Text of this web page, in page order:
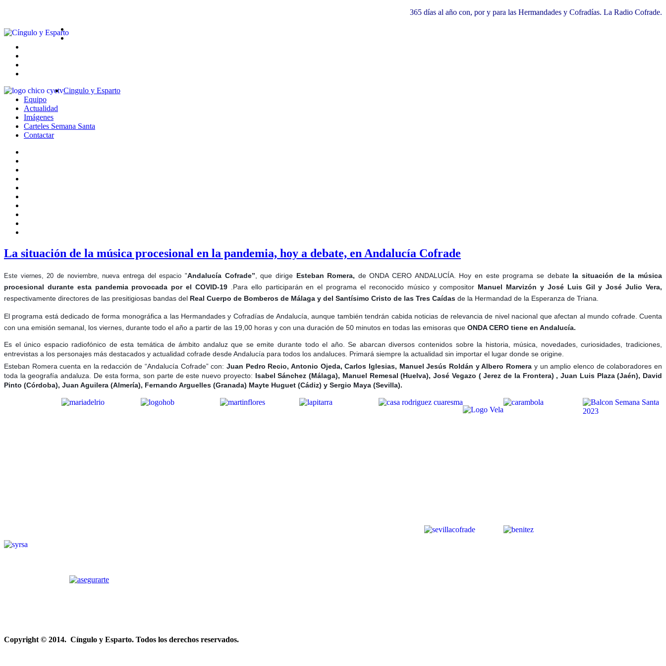
365 días al año con, por y para las Hermandades y Cofradías. La Radio Cofrade.
Cingulo y Esparto
Equipo
Actualidad
Imágenes
Carteles Semana Santa
Contactar
La situación de la música procesional en la pandemia, hoy a debate, en Andalucía Cofrade
Este viernes, 20 de noviembre, nueva entrega del espacio "Andalucía Cofrade” , que dirige Esteban Romera, de ONDA CERO ANDALUCÍA. Hoy en este programa se debate la situación de la música
procesional durante esta pandemia provocada por el COVID-19
.Para ello participarán en el programa el reconocido músico y compositor Manuel Marvizón y José Luis Gil y José Julio Vera,
respectivamente directores de las presitigiosas bandas del Real Cuerpo de Bomberos de Málaga y del Santísimo Cristo de las Tres Caídas de la Hermandad de la Esperanza de Triana.
El programa está dedicado de forma monográfica a las Hermandades y Cofradías de Andalucía, aunque también tendrán cabida noticias de relevancia de nivel nacional que afectan al mundo cofrade. Cuenta
con una emisión semanal, los viernes, durante todo el año a partir de las 19,00 horas y con una duración de 50 minutos en todas las emisoras que ONDA CERO tiene en Andalucía.
Es el único espacio radiofónico de esta temática de ámbito andaluz que se emite durante todo el año. Se abarcan diversos contenidos sobre la historia, música, novedades, curiosidades, tradiciones,
entrevistas a los personajes más destacados y actualidad cofrade desde Andalucía para todos los andaluces. Primará siempre la actualidad sin importar el lugar donde se origine.
Esteban Romera cuenta en la redacción de “Andalucía Cofrade” con: Juan Pedro Recio, Antonio Ojeda, Carlos Iglesias, Manuel Jesús Roldán y Albero Romera y un amplio elenco de colaboradores en
toda la geografía andaluza. De esta forma, son parte de este nuevo proyecto: Isabel Sánchez (Málaga), Manuel Remesal (Huelva), José Vegazo ( Jerez de la Frontera) , Juan Luis Plaza (Jaén), David
Pinto (Córdoba), Juan Aguilera (Almería), Fernando Arguelles (Granada) Mayte Huguet (Cádiz) y Sergio Maya (Sevilla).
Copyright © 2014. Cíngulo y Esparto. Todos los derechos reservados.